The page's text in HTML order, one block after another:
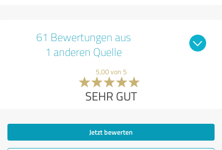
61 Bewertungen aus
1 anderen Quelle
5,00 von 5
SEHR GUT
Jetzt bewerten